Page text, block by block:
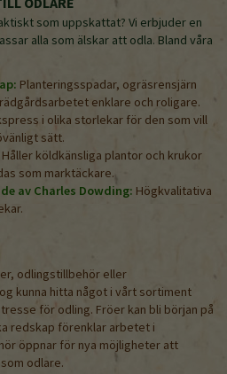
som uppskattat? Vi erbjuder en
alla som älskar att odla. Bland våra
Planteringsspadar, ogräsrensjärn
enklare och roligare.
i olika storlekar för den som vill
sätt.
Håller köldkänsliga plantor och krukor
som marktäckare.
av Charles Dowding: Högkvalitativa
odlingstillbehör eller
kunna hitta något i vårt sortiment
för odling. Fröer kan bli början på
redskap förenklar arbetet i
öppnar för nya möjligheter att
odlare.